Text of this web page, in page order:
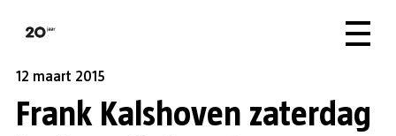
12 maart 2015
Frank Kalshoven zaterdag